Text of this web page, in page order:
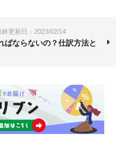
終更新日：2023/02/14
ばならないの？仕訳方法と